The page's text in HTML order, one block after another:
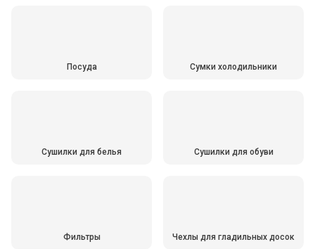
Посуда Сумки холодильники
Сушилки для белья Сушилки для обуви
Фильтры Чехлы для гладильных досок